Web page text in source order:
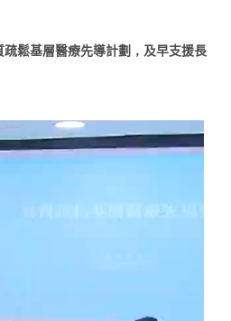
鬆基層醫療先導計劃，及早支援長